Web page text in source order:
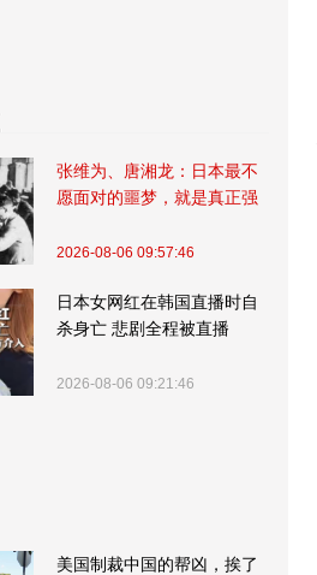
张维为、唐湘龙：日本最不
愿面对的噩梦，就是真正强
2026-08-06 09:57:46
日本女网红在韩国直播时自
杀身亡 悲剧全程被直播
2026-08-06 09:21:46
美国制裁中国的帮凶，挨了